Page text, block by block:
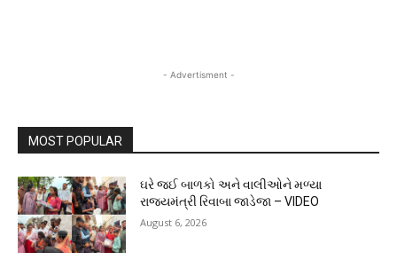
- Advertisment -
MOST POPULAR
ઘરે જઈ બાળકો અને વાલીઓને મળ્યા
રાજ્યમંત્રી રિવાબા જાડેજા – VIDEO
August 6, 2026